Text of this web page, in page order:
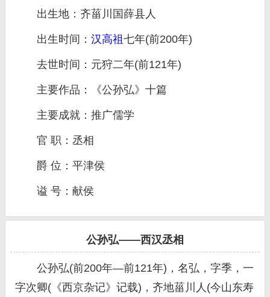
出生地：齐菑川国薛县人
出生时间： 汉高祖 七年(前200年)
去世时间：元狩二年(前121年)
主要作品：《公孙弘》十篇
主要成就：推广儒学
官 职：丞相
爵 位：平津侯
谥 号：献侯
公孙弘——西汉丞相
公孙弘(前200年—前121年)，名弘，字季，一
字次卿(《西京杂记》记载)，齐地菑川人(今山东寿